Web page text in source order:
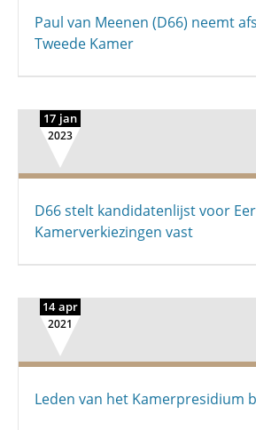
Paul van Meenen (D66) neemt
Tweede Kamer
17 jan
2023
D66 stelt kandidatenlijst voor
Kamerverkiezingen vast
14 apr
2021
Leden van het Kamerpresidium